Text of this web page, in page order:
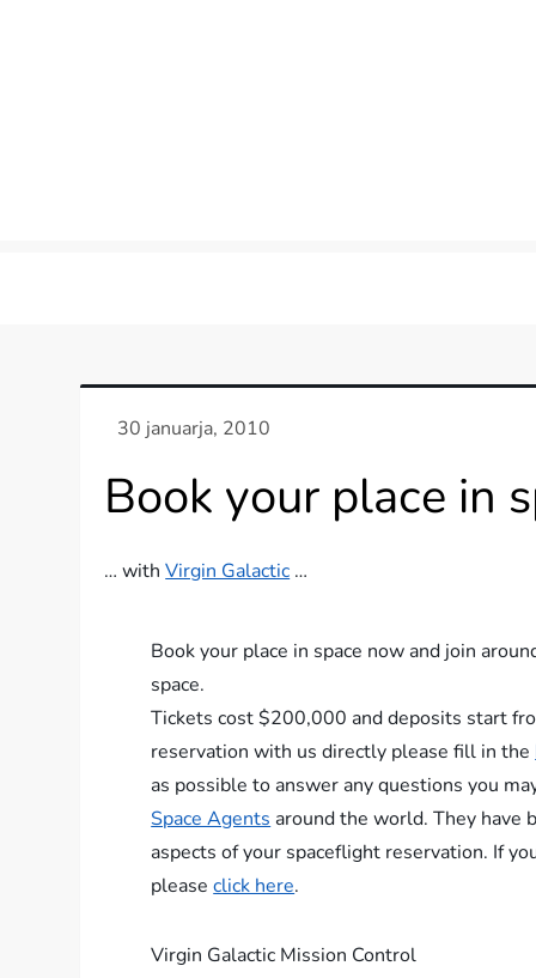
Book your place in
… withVirgin Galactic …
Book your place in space now and join
space.
Tickets cost $200,000 and deposits start
reservation with us directly please fill in the
as possible to answer any questions you
Space Agents around the world. They have
aspects of your spaceflight reservation. If
pleaseclick here.
Virgin Galactic Mission Control